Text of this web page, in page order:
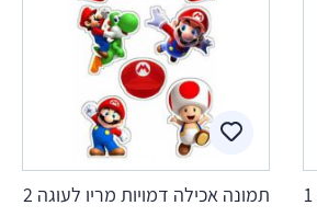
תמונה אכילה דמויות מריו לעוגה 2